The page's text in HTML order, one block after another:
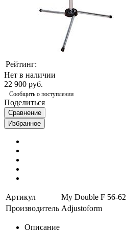
Рейтинг:
Нет в наличии
22 900 руб.
Сообщить о поступлении
Поделиться
Сравнение
Избранное
Артикул
My Double F 56-62
Производитель Adjustoform
Описание